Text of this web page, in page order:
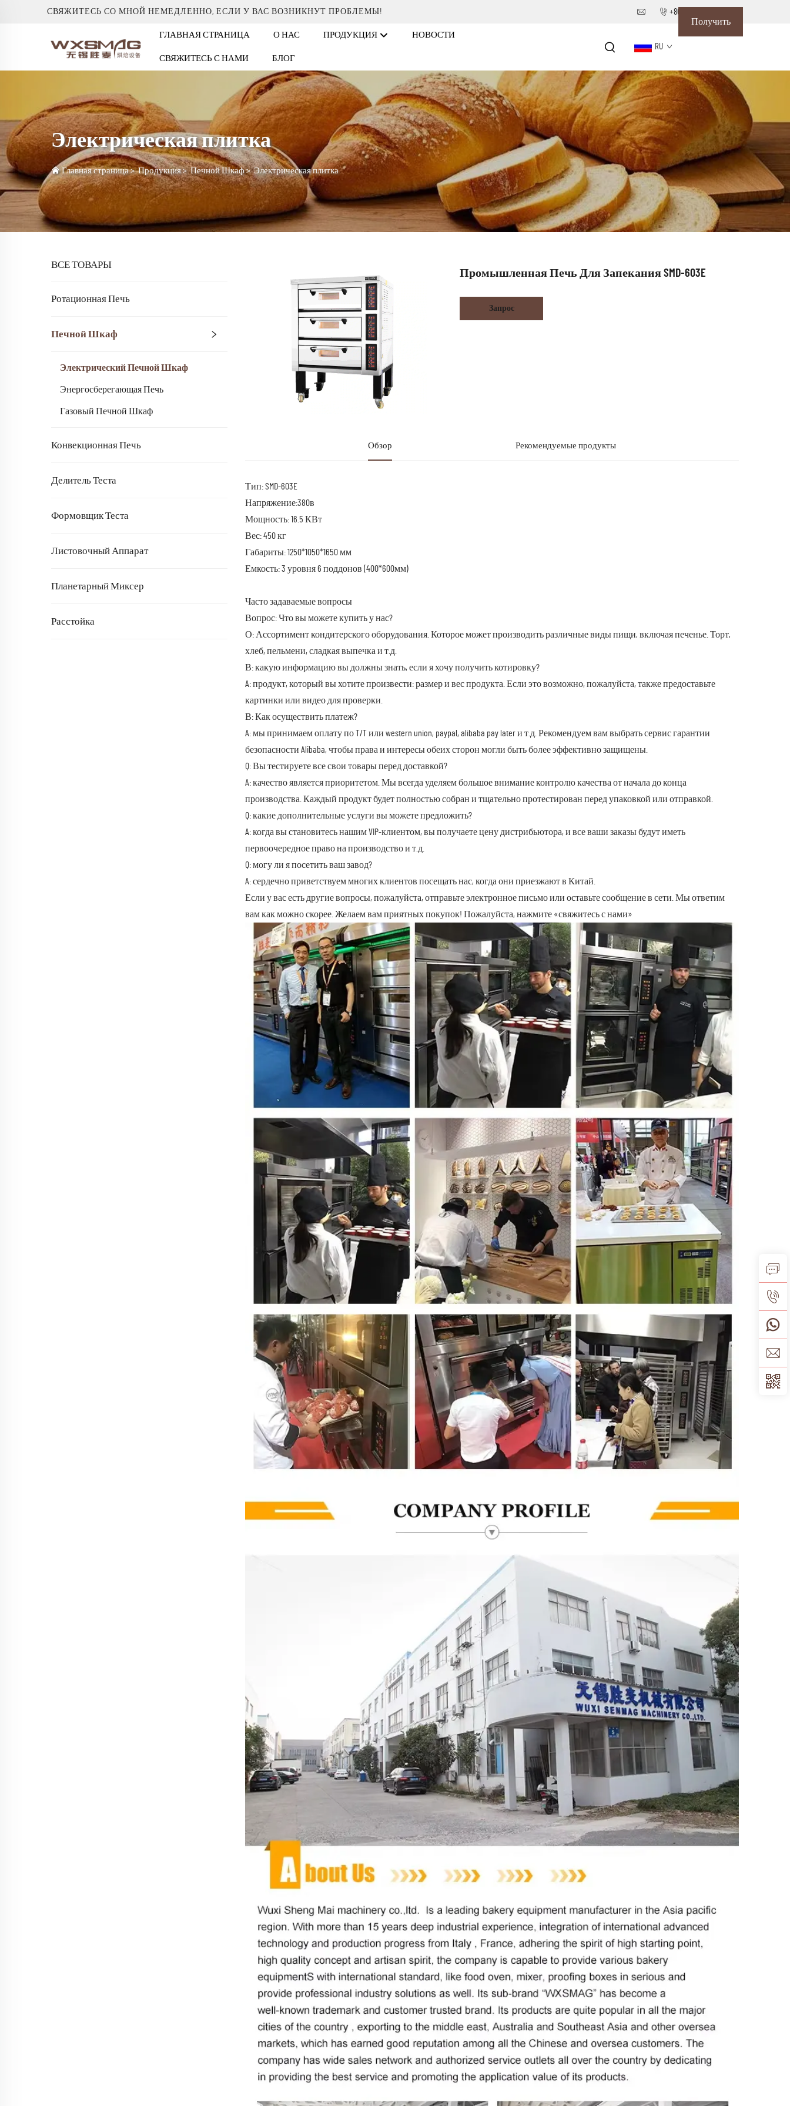
СВЯЖИТЕСЬ СО МНОЙ НЕМЕДЛЕННО, ЕСЛИ У ВАС ВОЗНИКНУТ ПРОБЛЕМЫ! +86-18652826331
ГЛАВНАЯ СТРАНИЦА О НАС ПРОДУКЦИЯ НОВОСТИ
СВЯЖИТЕСЬ С НАМИ БЛОГ
RU
Получить
предложение
Электрическая плитка
Главная страница>Продукция>Печной Шкаф>Электрическая плитка
ВСЕ ТОВАРЫ
Ротационная Печь
Печной Шкаф
Электрический Печной Шкаф
Энергосберегающая Печь
Газовый Печной Шкаф
Конвекционная Печь
Делитель Теста
Формовщик Теста
Листовочный Аппарат
Планетарный Миксер
Расстойка
Промышленная Печь Для Запекания SMD-603E
Запрос
Обзор Рекомендуемые продукты
Тип: SMD-603E
Напряжение:380в
Мощность: 16.5 КВт
Вес: 450 кг
Габариты: 1250*1050*1650 мм
Емкость: 3 уровня 6 поддонов (400*600мм)
Часто задаваемые вопросы
Вопрос: Что вы можете купить у нас?
О: Ассортимент кондитерского оборудования. Которое может производить различные виды пищи, включая печенье. Торт,
хлеб, пельмени, сладкая выпечка и т.д.
В: какую информацию вы должны знать, если я хочу получить котировку?
A: продукт, который вы хотите произвести: размер и вес продукта. Если это возможно, пожалуйста, также предоставьте
картинки или видео для проверки.
В: Как осуществить платеж?
A: мы принимаем оплату по T/T или western union, paypal, alibaba pay later и т.д. Рекомендуем вам выбрать сервис гарантии
безопасности Alibaba, чтобы права и интересы обеих сторон могли быть более эффективно защищены.
Q: Вы тестируете все свои товары перед доставкой?
A: качество является приоритетом. Мы всегда уделяем большое внимание контролю качества от начала до конца
производства. Каждый продукт будет полностью собран и тщательно протестирован перед упаковкой или отправкой.
Q: какие дополнительные услуги вы можете предложить?
A: когда вы становитесь нашим VIP-клиентом, вы получаете цену дистрибьютора, и все ваши заказы будут иметь
первоочередное право на производство и т.д.
Q: могу ли я посетить ваш завод?
A: сердечно приветствуем многих клиентов посещать нас, когда они приезжают в Китай.
Если у вас есть другие вопросы, пожалуйста, отправьте электронное письмо или оставьте сообщение в сети. Мы ответим
вам как можно скорее. Желаем вам приятных покупок! Пожалуйста, нажмите «свяжитесь с нами»